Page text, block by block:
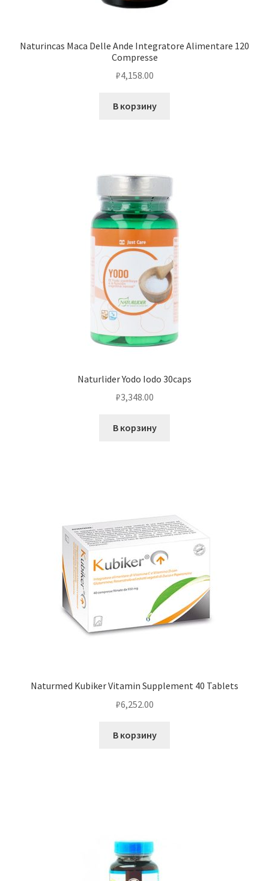
Naturincas Maca Delle Ande Integratore Alimentare 120
Compresse
₽4,158.00
В корзину
Naturlider Yodo Iodo 30caps
₽3,348.00
В корзину
Naturmed Kubiker Vitamin Supplement 40 Tablets
₽6,252.00
В корзину